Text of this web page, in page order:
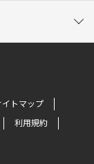
イトマップ
利用規約